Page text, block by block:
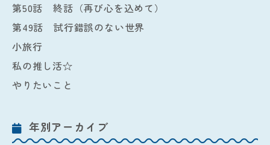
第50話 終話（再び心を込めて）
第49話 試行錯誤のない世界
小旅行
私の推し活☆
やりたいこと
年別アーカイブ